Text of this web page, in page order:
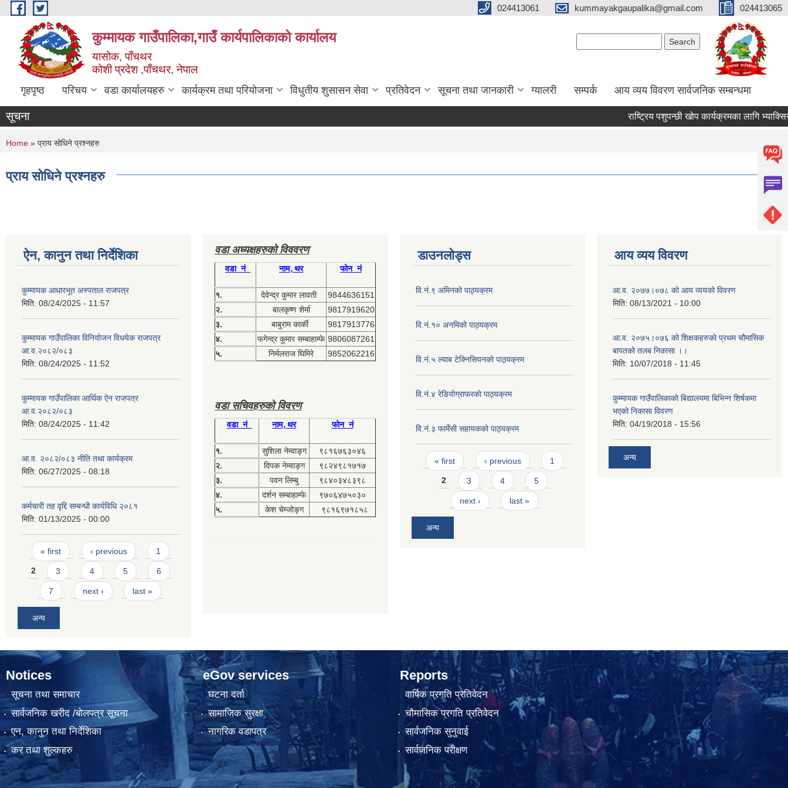
Skip to main content 024413061 kummayakgaupalika@gmail.com 024413065
कुम्मायक गाउँपालिका,गाउँ कार्यपालिकाको कार्यालय
यासोक, पाँचथर
कोशी प्रदेश ,पाँचथर, नेपाल
गृहपृष्ठ परिचय वडा कार्यालयहरु कार्यक्रम तथा परियोजना विधुतीय शुसासन सेवा प्रतिवेदन सूचना तथा जानकारी ग्यालरी सम्पर्क आय व्यय विवरण सार्वजनिक सम्बन्धमा
सूचना राष्ट्रिय पशुपन्छी खोप कार्यक्रमका लागि
You are here
Home » प्राय सोधिने प्रश्नहरु
प्राय सोधिने प्रश्नहरु
ऐन, कानुन तथा निर्देशिका
कुम्मायक आधारभूत अस्पताल राजपत्र
मिति: 08/24/2025 - 11:57
कुम्मायक गाउँपालिका विनियोजन विधयेक राजपत्र
आ.व.२०८२/०८३
मिति: 08/24/2025 - 11:52
कुम्मायक गाउँपालिका आर्थिक ऐन राजपत्र
आ.व.२०८२/०८३
मिति: 08/24/2025 - 11:42
आ.व. २०८२/०८३ नीति तथा कार्यक्रम
मिति: 06/27/2025 - 08:18
कर्मचारी तह वृद्दि सम्बन्धी कार्यविधि २०८१
मिति: 01/13/2025 - 00:00
Pages
« first ‹ previous 1
2 3 4 5 6
7 next › last »
अन्य
वडा अध्यक्षहरुको विववरण
वडा नं नाम,थर फोन नं
१. देवेन्द्र कुमार लावती
9844636151
२.
बालकृष्ण शेर्मा
9817919620
३.
बाबुराम कार्की
9817913776
४.
फगेन्द्र कुमार सम्बाहाम्फे 9806087261
५.
निर्मलराज घिमिरे 9852062216
वडा सचिवहरुको विवरण
वडा नं नाम,थर फोन नं
१. सुशिला नेम्वाङ्ग
९८१६७६३०४६
२.
दिपक नेम्वाङ्ग
९८२४९८१७१७
३.
पवन लिम्बु
९८४०३४८३९८
४.
दर्शन सम्बाहाम्फे
९७०६४७५०३०
५.
केश चेम्जोङ्ग ९८१६९७१८५८
डाउनलोड्स
वि.नं.९ अमिनको पाठ्यक्रम
वि.नं.१० अनमिको पाठ्यक्रम
वि.नं.५ ल्याब टेक्निसियनको पाठ्यक्रम
वि.नं.४ रेडियोग्राफरको पाठ्यक्रम
वि.नं.३ फार्मेसी सहायकको पाठ्यक्रम
Pages
« first ‹ previous 1
2 3 4 5
next › last »
अन्य
आय व्यय विवरण
आ.व. २०७७।०७८ को आय व्ययको विवरण
मिति: 08/13/2021 - 10:00
आ.व. २०७५।०७६ को शिक्षकहरुको प्रथम चौमासिक
बापतको तलब निकासा ।।
मिति: 10/07/2018 - 11:45
कुम्मायक गाउँपालिकाको बिद्यालयमा बिभिन्न शिर्षकमा
भएको निकासा विवरण
मिति: 04/19/2018 - 15:56
अन्य
Notices
सूचना तथा समाचार
सार्वजनिक खरीद /बोलपत्र सूचना
एन, कानुन तथा निर्देशिका
कर तथा शुल्कहरु
eGov services
घटना दर्ता
सामाजिक सुरक्षा
नागरिक वडापत्र
Reports
वार्षिक प्रगति प्रतिवेदन
चौमासिक प्रगति प्रतिवेदन
सार्वजनिक सुनुवाई
सार्वजनिक परीक्षण